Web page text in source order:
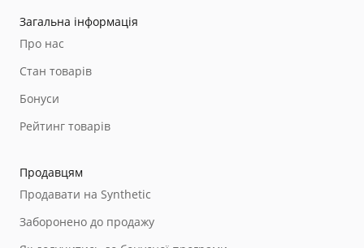
Загальна інформація
Про нас
Стан товарів
Бонуси
Рейтинг товарів
Продавцям
Продавати на Synthetic
Заборонено до продажу